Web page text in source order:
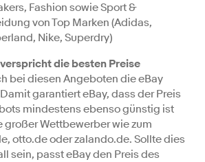
Fashion sowie Sport &
von Top Marken (Adidas,
Nike, Superdry)
die besten Preise
bei diesen Angeboten die eBay
garantiert eBay, dass der Preis
mindestens ebenso günstig ist
großer Wettbewerber wie zum
otto.de oder zalando.de. Sollte dies
sein, passt eBay den Preis des